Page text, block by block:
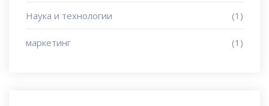
Наука и технологии (1)
маркетинг (1)